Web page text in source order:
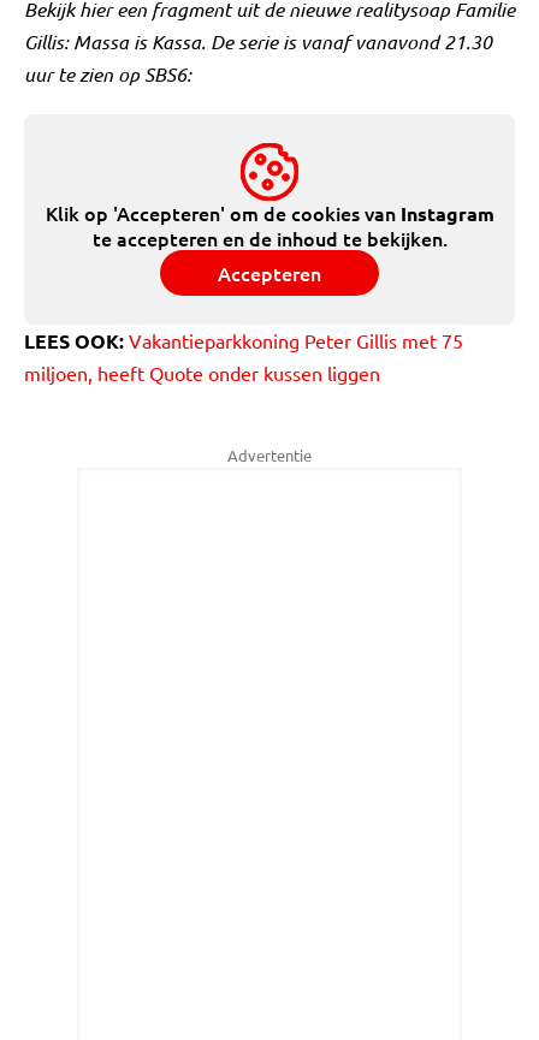
Bekijk hier een fragment uit de nieuwe realitysoap Familie
Gillis: Massa is Kassa. De serie is vanaf vanavond 21.30
uur te zien op SBS6:
Klik op 'Accepteren' om de cookies van Instagram
te accepteren en de inhoud te bekijken.
Accepteren
LEES OOK: Vakantieparkkoning Peter Gillis met 75
miljoen, heeft Quote onder kussen liggen
Advertentie